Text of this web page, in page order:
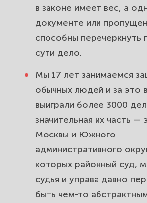
Сделки с
с застройщиками в
Борисово Южное.
деньги.
Трудовые споры в
Орехово-Борисово
Вернём зарплату и
работе.
Защита прав
Орехово-Борисово
Вернём деньги за
Земельные споры и
в законе имеет вес, а
документе или
способны перечеркнуть
сути дело.
Мы 17 лет занимаемся
обычных людей и за это
выиграли более 3000
значительная их часть —
Москвы и Южного
административного
которых районный суд,
судья и управа давно
быть чем-то